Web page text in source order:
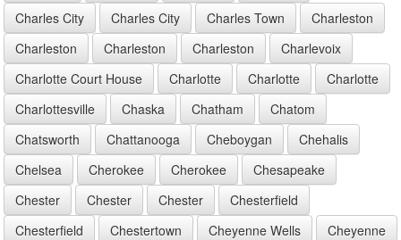
Charles City
Charles City Charles Town
Charleston
Charleston
Charleston Charleston
Charlevoix
Charlotte Court House
Charlotte Charlotte
Charlotte
Charlottesville
Chaska Chatham
Chatom
Chatsworth
Chattanooga Cheboygan
Chehalis
Chelsea
Cherokee Cherokee
Chesapeake
Chester
Chester Chester
Chesterfield
Chesterfield
Chestertown Cheyenne Wells
Cheyenne